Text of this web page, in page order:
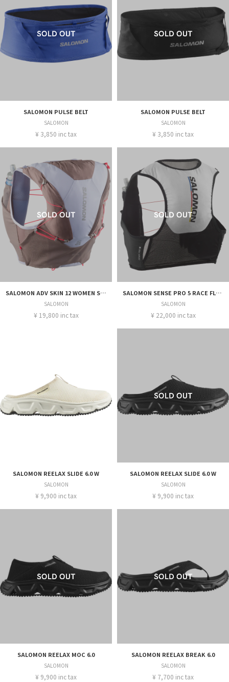
SALOMON PULSE BELT
SALOMON
¥ 3,850 inc tax
SALOMON PULSE BELT
SALOMON
¥ 3,850 inc tax
SALOMON ADV SKIN 12 WOMEN SET
SALOMON
¥ 19,800 inc tax
SALOMON SENSE PRO 5 RACE FLAG SET
SALOMON
¥ 22,000 inc tax
SALOMON REELAX SLIDE 6.0 W
SALOMON
¥ 9,900 inc tax
SALOMON REELAX SLIDE 6.0 W
SALOMON
¥ 9,900 inc tax
SALOMON REELAX MOC 6.0
SALOMON
¥ 9,900 inc tax
SALOMON REELAX BREAK 6.0
SALOMON
¥ 7,700 inc tax